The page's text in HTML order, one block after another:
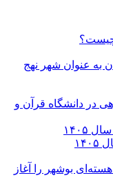
چیست؟
به عنوان شهر نهج
در دانشگاه قرآن و
بوشهر را آغاز